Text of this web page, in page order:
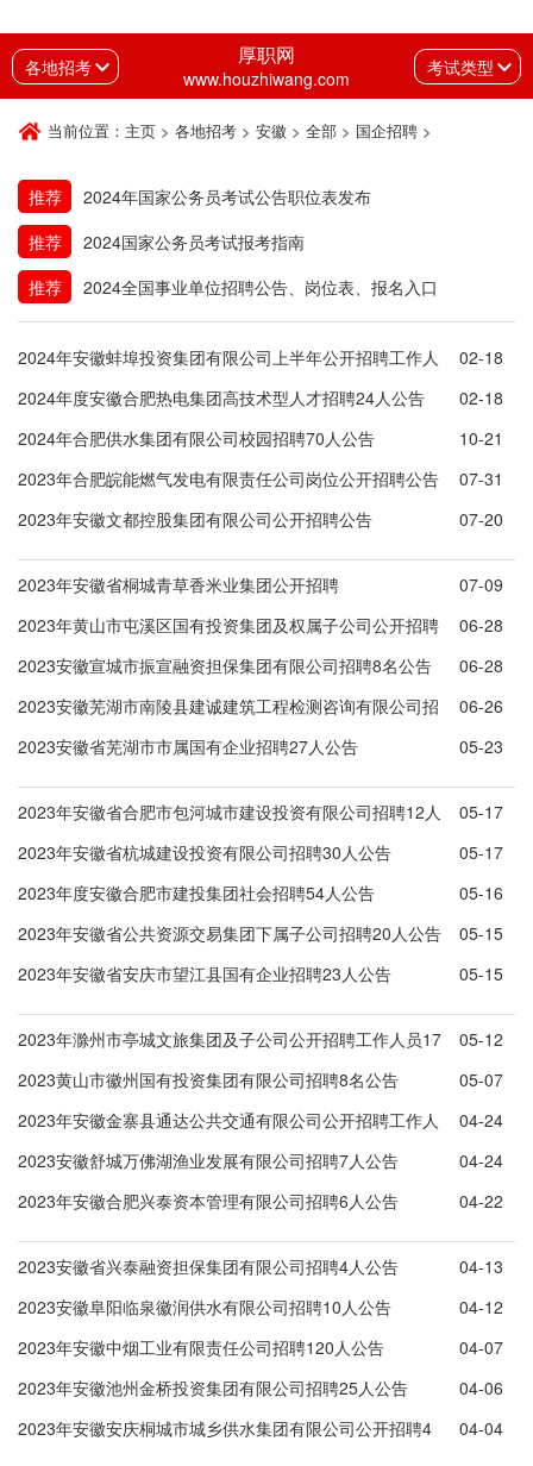
各地招考 厚职网
www.houzhiwang.com 考试类型
当前位置： 主页 > 各地招考 > 安徽 > 全部 > 国企招聘 >
推荐
2024年国家公务员考试公告职位表发布
推荐
2024国家公务员考试报考指南
推荐
2024全国事业单位招聘公告、岗位表、报名入口
2024年安徽蚌埠投资集团有限公司上半年公开招聘工作人
员17人公告
02-18
2024年度安徽合肥热电集团高技术型人才招聘24人公告
02-18
2024年合肥供水集团有限公司校园招聘70人公告
10-21
2023年合肥皖能燃气发电有限责任公司岗位公开招聘公告
07-31
2023年安徽文都控股集团有限公司公开招聘公告
07-20
2023年安徽省桐城青草香米业集团公开招聘
07-09
2023年黄山市屯溪区国有投资集团及权属子公司公开招聘
工作人员8名公告
06-28
2023安徽宣城市振宣融资担保集团有限公司招聘8名公告
06-28
2023安徽芜湖市南陵县建诚建筑工程检测咨询有限公司招
聘5名公告
06-26
2023安徽省芜湖市市属国有企业招聘27人公告
05-23
2023年安徽省合肥市包河城市建设投资有限公司招聘12人
公告
05-17
2023年安徽省杭城建设投资有限公司招聘30人公告
05-17
2023年度安徽合肥市建投集团社会招聘54人公告
05-16
2023年安徽省公共资源交易集团下属子公司招聘20人公告
05-15
2023年安徽省安庆市望江县国有企业招聘23人公告
05-15
2023年滁州市亭城文旅集团及子公司公开招聘工作人员17
名公告
05-12
2023黄山市徽州国有投资集团有限公司招聘8名公告
05-07
2023年安徽金寨县通达公共交通有限公司公开招聘工作人
员4人公告
04-24
2023安徽舒城万佛湖渔业发展有限公司招聘7人公告
04-24
2023年安徽合肥兴泰资本管理有限公司招聘6人公告
04-22
2023安徽省兴泰融资担保集团有限公司招聘4人公告
04-13
2023安徽阜阳临泉徽润供水有限公司招聘10人公告
04-12
2023年安徽中烟工业有限责任公司招聘120人公告
04-07
2023年安徽池州金桥投资集团有限公司招聘25人公告
04-06
2023年安徽安庆桐城市城乡供水集团有限公司公开招聘4
04-04